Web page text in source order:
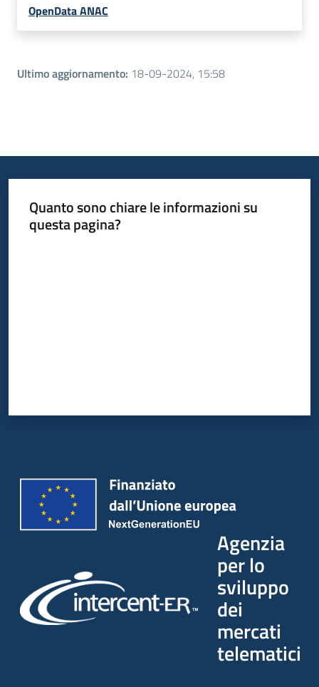
OpenData ANAC
Ultimo aggiornamento: 18-09-2024, 15:58
Quanto sono chiare le informazioni su
questa pagina?
Agenzia
per lo
sviluppo
dei
mercati
telematici